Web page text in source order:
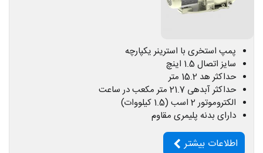
پمپ استخری با استرینر یکپارچه
سایز اتصال 1.5 اینچ
حداکثر هد 15.2 متر
حداکثر آبدهی 21.7 متر مکعب در ساعت
الکتروموتور 2 اسب (1.5 کیلووات)
دارای بدنه پلیمری مقاوم
اطلاعات بیشتر